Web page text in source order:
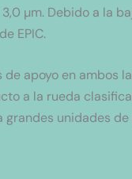
3,0 µm. Debido a la
EPIC.
apoyo en
a la rueda
unidades